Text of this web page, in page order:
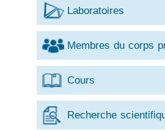
Laboratoires
Membres du corps
Cours
Recherche